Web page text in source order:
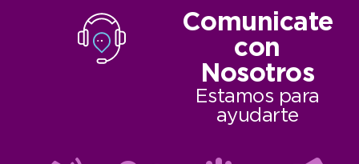
Comunicate
con
Nosotros
Estamos para
ayudarte